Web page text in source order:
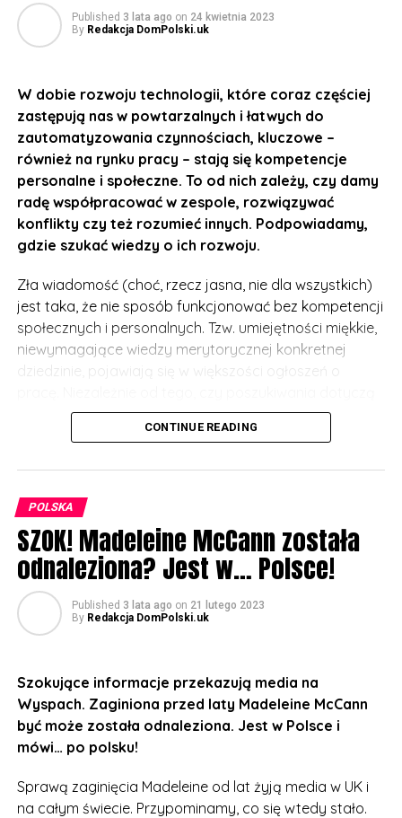
Published 3 lata ago on 24 kwietnia 2023
By Redakcja DomPolski.uk
W dobie rozwoju technologii, które coraz częściej
zastępują nas w powtarzalnych i łatwych do
zautomatyzowania czynnościach, kluczowe –
również na rynku pracy – stają się kompetencje
personalne i społeczne. To od nich zależy, czy damy
radę współpracować w zespole, rozwiązywać
konflikty czy też rozumieć innych. Podpowiadamy,
gdzie szukać wiedzy o ich rozwoju.
Zła wiadomość (choć, rzecz jasna, nie dla wszystkich)
jest taka, że nie sposób funkcjonować bez kompetencji
społecznych i personalnych. Tzw. umiejętności miękkie,
niewymagające wiedzy merytorycznej konkretnej
programistów, czy specjalistów branży ekonomiczno-
administracyjnej – pracodawcy stawiają na te
kompetencje zespołu stanowią nierzadko o być albo
nie być przedsiębiorstwa, szczególnie w sytuacji
wysokiej konkurencyjności rynku.
Materiały wspierające rozwój
Na szczęście są też dobre wieści. Kompetencje
ich poziom. Każda społeczna interakcja stanowi
szansę rozwoju w tym zakresie. Praktykowanie wydaje
się nieco trudniejsze w świecie zdalnej pracy i
komunikacji, jednak istnieją ku temu odpowiednie
narzędzia. Na przykład uczniowie z branży
ekonomiczno-administracyjnej mogą sięgnąć do
CONTINUE READING
POLSKA
SZOK! Madeleine McCann została
odnaleziona? Jest w… Polsce!
Published 3 lata ago on 21 lutego 2023
By Redakcja DomPolski.uk
Szokujące informacje przekazują media na
Wyspach. Zaginiona przed laty Madeleine McCann
być może została odnaleziona. Jest w Polsce i
mówi… po polsku!
Sprawą zaginięcia Madeleine od lat żyją media w UK i
na całym świecie. Przypominamy, co się wtedy stało.